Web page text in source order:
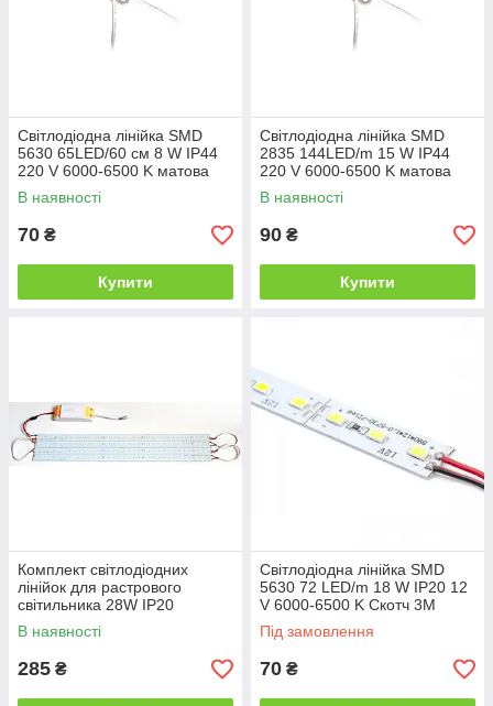
Світлодіодна лінійка SMD
5630 65LED/60 см 8 W IP44
220 V 6000-6500 K матова
В наявності
70 ₴
Купити
Світлодіодна лінійка SMD
2835 144LED/m 15 W IP44
220 V 6000-6500 K матова
В наявності
90 ₴
Купити
Комплект світлодіодних
лінійок для растрового
світильника 28W IP20
В наявності
285 ₴
Світлодіодна лінійка SMD
5630 72 LED/m 18 W IP20 12
V 6000-6500 K Скотч 3М
Під замовлення
70 ₴